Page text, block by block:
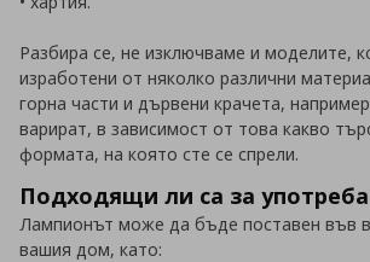
Разбира се, не изключваме и моделите,
изработени от няколко различни
горна части и дървени крачета,
варират, в зависимост от това какво
формата, на която сте се спрели.
Подходящи ли са за
Лампионът може да бъде поставен във
вашия дом, като: